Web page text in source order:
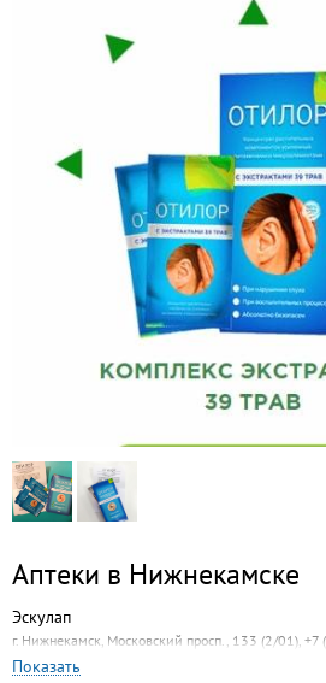
Аптеки в Нижнекамске
Эскулап
г. Нижнекамск, Московский просп., 133 (2/01),
Показать